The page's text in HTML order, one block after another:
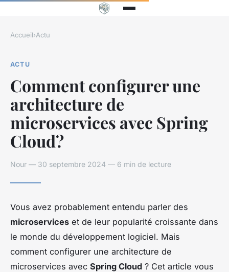
Accueil›Actu
ACTU
Comment configurer une
architecture de
microservices avec Spring
Cloud?
Nour — 30 septembre 2024 — 6 min de lecture
Vous avez probablement entendu parler des
microservices et de leur popularité croissante dans
le monde du développement logiciel. Mais
comment configurer une architecture de
microservices avec Spring Cloud ? Cet article vous